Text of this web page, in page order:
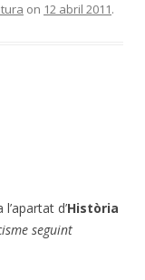
on 12 abril 2011.
d’Història
seguint